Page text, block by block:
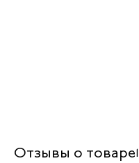
Отзывы о товаре1